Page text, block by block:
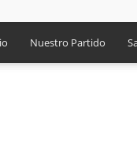
Nuestro Partido